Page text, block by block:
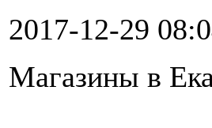
2017-12-29
Магазины в